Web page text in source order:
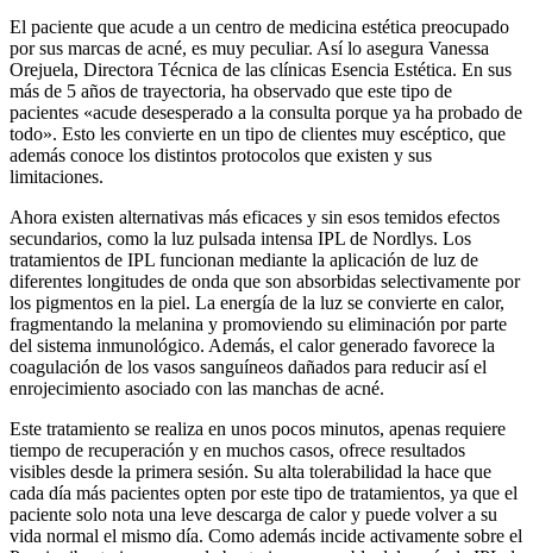
El paciente que acude a un centro de medicina estética preocupado
por sus marcas de acné, es muy peculiar. Así lo asegura Vanessa
Orejuela, Directora Técnica de las clínicas Esencia Estética. En sus
más de 5 años de trayectoria, ha observado que este tipo de
pacientes «acude desesperado a la consulta porque ya ha probado de
todo». Esto les convierte en un tipo de clientes muy escéptico, que
además conoce los distintos protocolos que existen y sus
limitaciones.
Ahora existen alternativas más eficaces y sin esos temidos efectos
secundarios, como la luz pulsada intensa IPL de Nordlys. Los
tratamientos de IPL funcionan mediante la aplicación de luz de
diferentes longitudes de onda que son absorbidas selectivamente por
los pigmentos en la piel. La energía de la luz se convierte en calor,
fragmentando la melanina y promoviendo su eliminación por parte
del sistema inmunológico. Además, el calor generado favorece la
coagulación de los vasos sanguíneos dañados para reducir así el
enrojecimiento asociado con las manchas de acné.
Este tratamiento se realiza en unos pocos minutos, apenas requiere
tiempo de recuperación y en muchos casos, ofrece resultados
visibles desde la primera sesión. Su alta tolerabilidad la hace que
cada día más pacientes opten por este tipo de tratamientos, ya que el
paciente solo nota una leve descarga de calor y puede volver a su
vida normal el mismo día. Como además incide activamente sobre el